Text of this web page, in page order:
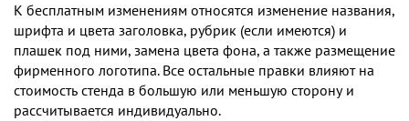
К бесплатным изменениям относятся изменение названия,
шрифта и цвета заголовка, рубрик (если имеются) и
плашек под ними, замена цвета фона, а также размещение
фирменного логотипа. Все остальные правки влияют на
стоимость стенда в большую или меньшую сторону и
рассчитывается индивидуально.